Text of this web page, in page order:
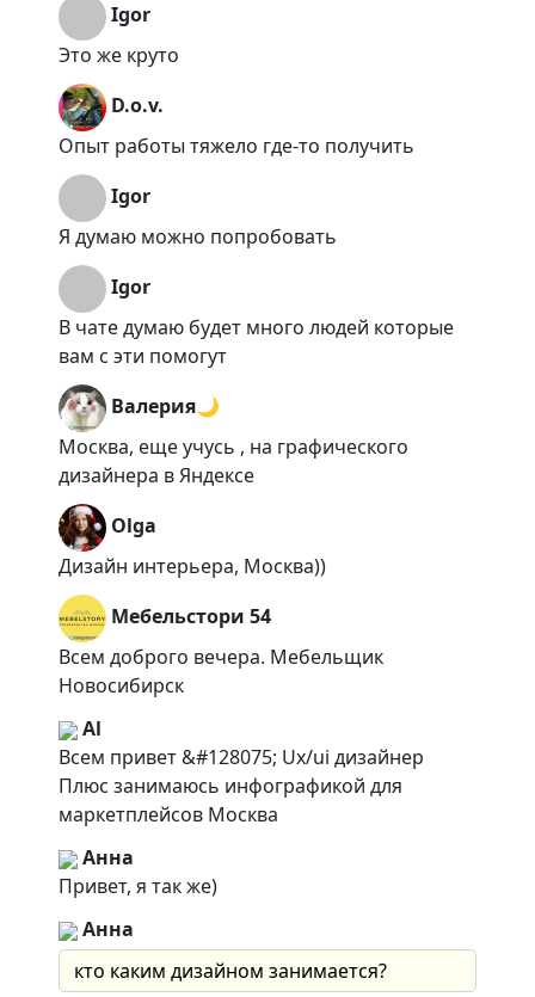
Igor
Это же круто
D.o.v.
Опыт работы тяжело где-то получить
Igor
Я думаю можно попробовать
Igor
В чате думаю будет много людей которые
вам с эти помогут
Валерия🌙
Москва, еще учусь , на графического
дизайнера в Яндексе
Olga
Дизайн интерьера, Москва))
Мебельстори 54
Всем доброго вечера. Мебельщик
Новосибирск
Al
Всем привет &#128075; Ux/ui дизайнер
Плюс занимаюсь инфографикой для
маркетплейсов Москва
Анна
Привет, я так же)
Анна
кто каким дизайном занимается?